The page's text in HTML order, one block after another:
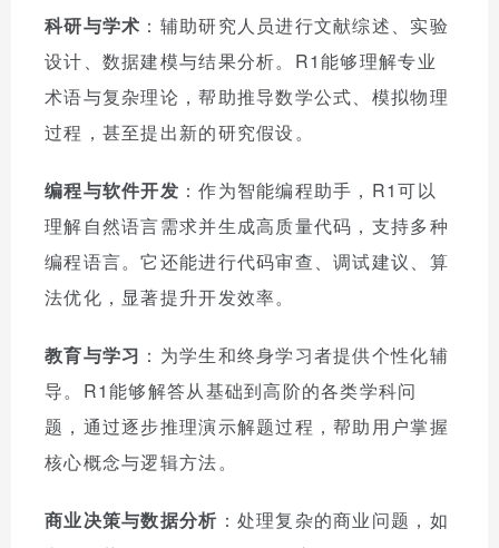
科研与学术 ：辅助研究人员进行文献综述、实验
设计、数据建模与结果分析。R1能够理解专业
术语与复杂理论，帮助推导数学公式、模拟物理
过程，甚至提出新的研究假设。
编程与软件开发 ：作为智能编程助手，R1可以
理解自然语言需求并生成高质量代码，支持多种
编程语言。它还能进行代码审查、调试建议、算
法优化，显著提升开发效率。
教育与学习 ：为学生和终身学习者提供个性化辅
导。R1能够解答从基础到高阶的各类学科问
题，通过逐步推理演示解题过程，帮助用户掌握
核心概念与逻辑方法。
商业决策与数据分析 ：处理复杂的商业问题，如